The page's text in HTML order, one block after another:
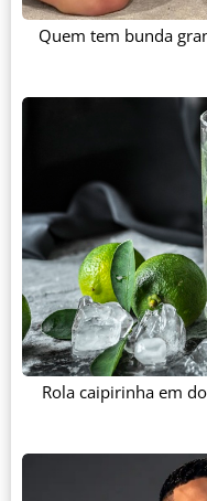
Quem tem bunda
Rola caipirinha em